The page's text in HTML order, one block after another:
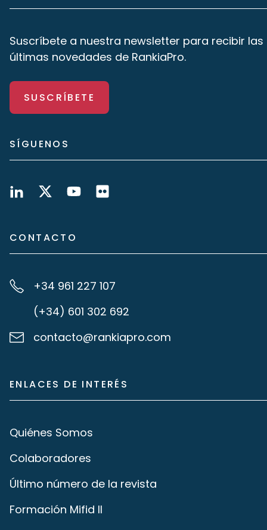
Suscríbete a nuestra newsletter para recibir las
últimas novedades de RankiaPro.
SUSCRÍBETE
SÍGUENOS
CONTACTO
+34 961 227 107
(+34) 601 302 692
contacto@rankiapro.com
ENLACES DE INTERÉS
Quiénes Somos
Colaboradores
Último número de la revista
Formación Mifid II